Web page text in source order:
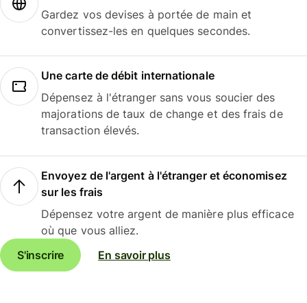
Gardez vos devises à portée de main et
convertissez-les en quelques secondes.
Une carte de débit internationale
Dépensez à l'étranger sans vous soucier des
majorations de taux de change et des frais de
transaction élevés.
Envoyez de l'argent à l'étranger et économisez
sur les frais
Dépensez votre argent de manière plus efficace
où que vous alliez.
S'inscrire
En savoir plus